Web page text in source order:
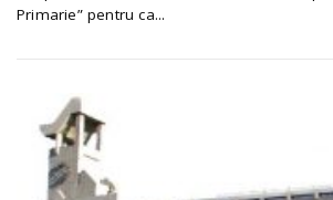
Primarie” pentru ca...